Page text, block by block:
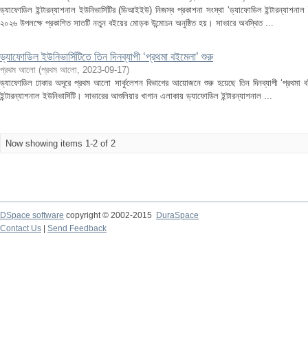
ড্যাফোডিল ইন্টারন্যাশনাল ইউনিভার্সিটির (ডিআইইউ) নিজস্ব প্রকাশনা সংস্থা ‘ড্যাফোডিল
২০২৬ উপলক্ষে প্রকাশিত সাতটি নতুন বইয়ের মোড়ক উন্মোচন অনুষ্ঠিত হয়। সাভারে অবস্থিত ...
ড্যাফোডিল ইউনিভার্সিটিতে তিন দিনব্যাপী ‘প্রথমা বইমেলা’ শুরু
প্রথম আলো (প্রথম আলো, 2023-09-17)
ড্যাফোডিল ঢাকার অদূরে প্রথম আলো সার্কুলেশন বিভাগের আয়োজনে শুরু হয়েছে তিন দিনব্যাপী
ইন্টারন্যাশনাল ইউনিভার্সিটি। সাভারের আশুলিয়ার খাগান এলাকায় ড্যাফোডিল ইন্টারন্যাশনাল ...
Now showing items 1-2 of 2
DSpace software copyright © 2002-2015
DuraSpace
Contact Us
Send Feedback